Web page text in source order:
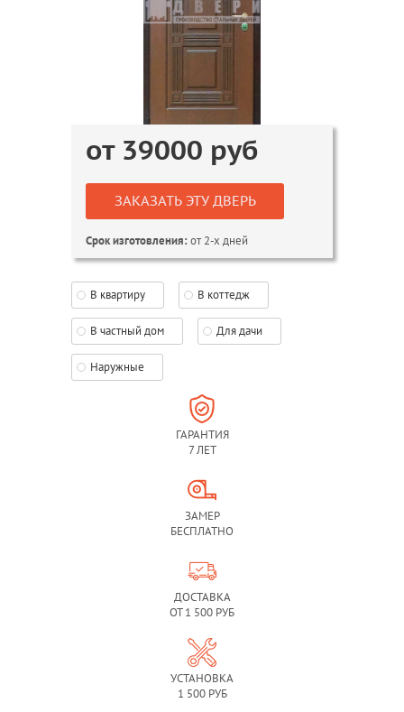
от 39000 руб
ЗАКАЗАТЬ ЭТУ ДВЕРЬ
Срок изготовления:от 2-х дней
В квартиру В коттедж
В частный дом Для дачи
Наружные
ГАРАНТИЯ
7 ЛЕТ
ЗАМЕР
БЕСПЛАТНО
ДОСТАВКА
ОТ 1 500 РУБ
УСТАНОВКА
1 500 РУБ